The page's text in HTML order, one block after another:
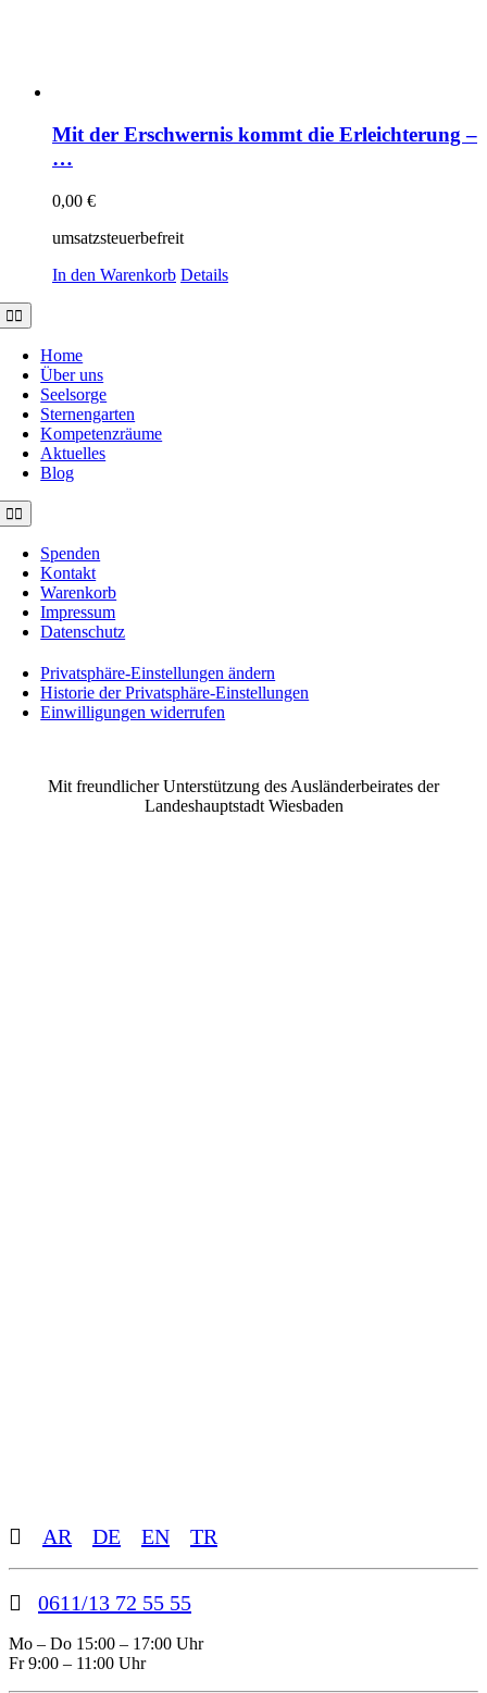
Mit der Erschwernis kommt die Erleichterung –
…
0,00 €
umsatzsteuerbefreit
In den Warenkorb Details
Toggle
Navigation
Home
Über uns
Seelsorge
Sternengarten
Kompetenzräume
Aktuelles
Blog
Toggle
Navigation
Spenden
Kontakt
Warenkorb
Impressum
Datenschutz
Privatsphäre-Einstellungen ändern
Historie der Privatsphäre-Einstellungen
Einwilligungen widerrufen
Mit freundlicher Unterstützung des Ausländerbeirates der
Landeshauptstadt Wiesbaden
Toggle
Sliding
Bar
AR DE EN TR
0611/13 72 55 55
Mo – Do 15:00 – 17:00 Uhr
Fr 9:00 – 11:00 Uhr